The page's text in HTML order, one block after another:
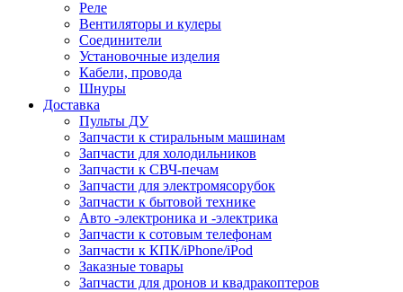
Реле
Вентиляторы и кулеры
Соединители
Установочные изделия
Кабели, провода
Шнуры
Доставка
Пульты ДУ
Запчасти к стиральным машинам
Запчасти для холодильников
Запчасти к СВЧ-печам
Запчасти для электромясорубок
Запчасти к бытовой технике
Авто -электроника и -электрика
Запчасти к сотовым телефонам
Запчасти к КПК/iPhone/iPod
Заказные товары
Запчасти для дронов и квадракоптеров